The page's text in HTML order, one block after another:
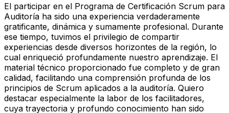
El participar en el Programa de Certificación Scrum para
Auditoría ha sido una experiencia verdaderamente
gratificante, dinámica y sumamente profesional. Durante
ese tiempo, tuvimos el privilegio de compartir
experiencias desde diversos horizontes de la región, lo
cual enriqueció profundamente nuestro aprendizaje. El
material técnico proporcionado fue completo y de gran
calidad, facilitando una comprensión profunda de los
principios de Scrum aplicados a la auditoría. Quiero
destacar especialmente la labor de los facilitadores,
cuya trayectoria y profundo conocimiento han sido